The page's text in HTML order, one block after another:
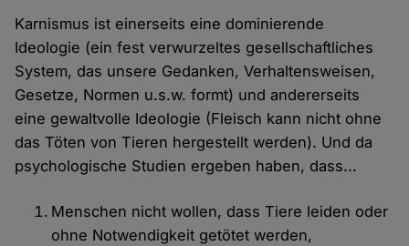
Karnismus ist einerseits eine dominierende
Ideologie (ein fest verwurzeltes gesellschaftliches
System, das unsere Gedanken, Verhaltensweisen,
Gesetze, Normen u.s.w. formt) und andererseits
eine gewaltvolle Ideologie (Fleisch kann nicht ohne
das Töten von Tieren hergestellt werden). Und da
psychologische Studien ergeben haben, dass...
Menschen nicht wollen, dass Tiere leiden oder
ohne Notwendigkeit getötet werden,